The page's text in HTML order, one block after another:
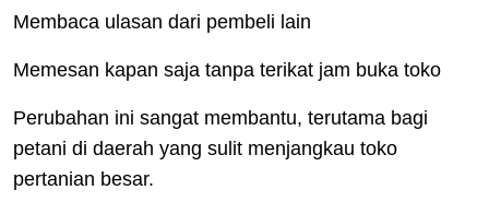
Membaca ulasan dari pembeli lain
Memesan kapan saja tanpa terikat jam buka toko
Perubahan ini sangat membantu, terutama bagi
petani di daerah yang sulit menjangkau toko
pertanian besar.